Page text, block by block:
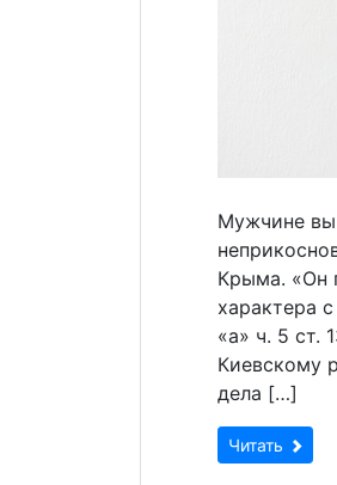
Мужчине
Крыма. «Он
характера
«а» ч. 5 ст.
Киевскому
дела […]
Читать